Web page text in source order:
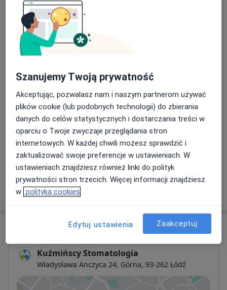
Pakiet higienizacyjny
Od 350 zł Szczegóły
Wizyta bólowa (zaopatrzenie pacjenta)
Od 300 zł
Wypełnienie kompozytowe
Od 350 zł Szczegóły
Zdjęcia pantomograficzne
120 zł Szczegóły
+ 1 usługa
W jaki sposób ustalane są ceny?
Kuźmińscy Stomatologia
Władysława Anczyca 24, Górna, 93-262 Łódź
Szanujemy Twoją prywatność
Akceptując, pozwalasz nam i naszym partnerom używać
plików cookie (lub podobnych technologii) do zbierania
danych do celów statystycznych i dostarczania treści w
oparciu o Twoje zwyczaje przeglądania stron
internetowych. W każdej chwili możesz sprawdzić i
zaktualizować swoje preferencje w ustawieniach. W
ustawieniach znajdziesz również linki do polityk
prywatności stron trzecich. Więcej informacji znajdziesz
w polityka cookies
Edytuj ustawienia Zaakceptuj